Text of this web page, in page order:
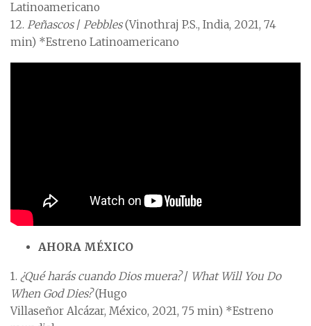
Latinoamericano
12. Peñascos/ Pebbles(Vinothraj P.S., India, 2021, 74
min) *Estreno Latinoamericano
AHORA MÉXICO
1. ¿Qué harás cuando Dios muera?/ What Will You Do
When God Dies?(Hugo
Villaseñor Alcázar, México, 2021, 75 min) *Estreno